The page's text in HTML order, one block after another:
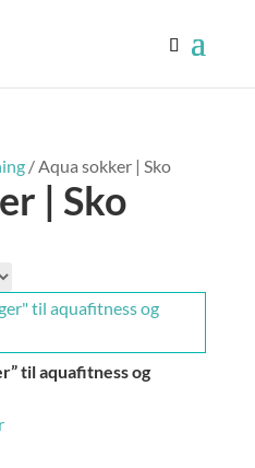
/ Aqua sokker | Sko
| Sko
til aquafitness og